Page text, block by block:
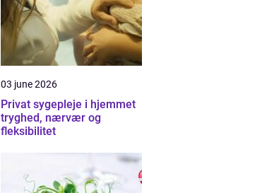
03 june 2026
Privat sygepleje i hjemmet
tryghed, nærvær og
fleksibilitet